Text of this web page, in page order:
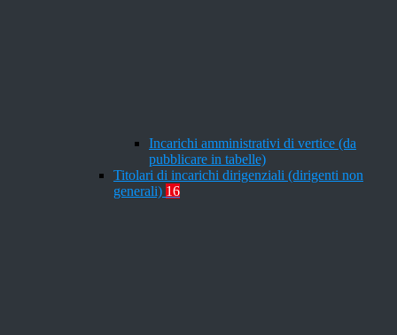
Incarichi amministrativi di vertice (da
pubblicare in tabelle)
Titolari di incarichi dirigenziali (dirigenti non
generali) 16